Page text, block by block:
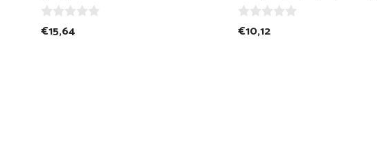
0
o
€15,64
0
o
€10,12